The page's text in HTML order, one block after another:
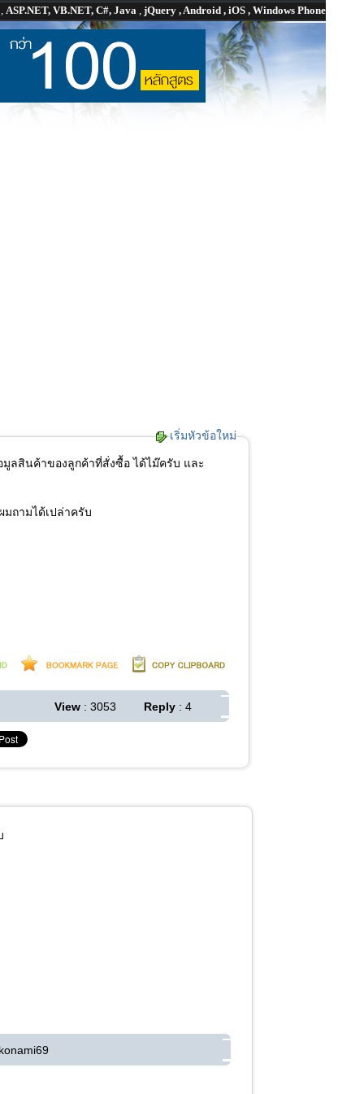
, ASP.NET, VB.NET, C#, Java , jQuery , Android , iOS , Windows Phone
เริ่มหัวข้อใหม่
ลสินค้าของลูกค้าที่สั่งซื้อ ได้ไม๊ครับ และ
ถามได้เปล่าครับ
View : 3053 Reply : 4